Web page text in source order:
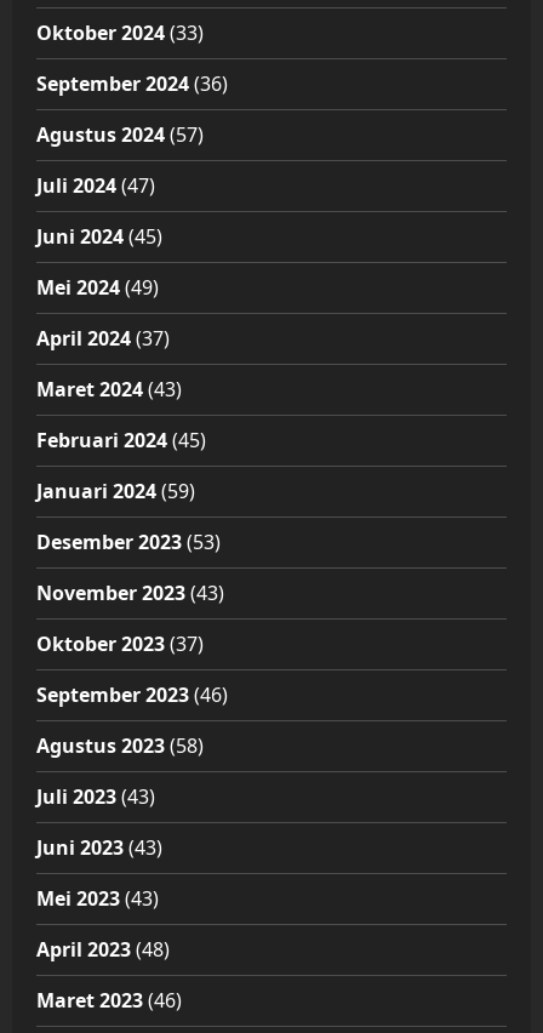
Oktober 2024(33)
September 2024(36)
Agustus 2024(57)
Juli 2024(47)
Juni 2024(45)
Mei 2024(49)
April 2024(37)
Maret 2024(43)
Februari 2024(45)
Januari 2024(59)
Desember 2023(53)
November 2023(43)
Oktober 2023(37)
September 2023(46)
Agustus 2023(58)
Juli 2023(43)
Juni 2023(43)
Mei 2023(43)
April 2023(48)
Maret 2023(46)